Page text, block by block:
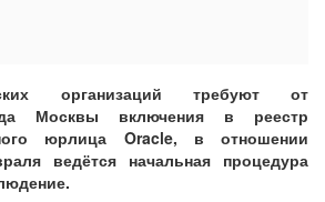
организаций требуют от
Москвы включения в реестр
юрлица Oracle, в отношении
ведётся начальная процедура